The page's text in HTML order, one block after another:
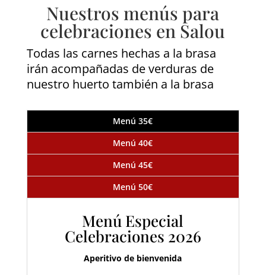
Nuestros menús para
celebraciones en Salou
Todas las carnes hechas a la brasa
irán acompañadas de verduras de
nuestro huerto también a la brasa
Menú 35€
Menú 40€
Menú 45€
Menú 50€
Menú Especial
Celebraciones 2026
Aperitivo de bienvenida